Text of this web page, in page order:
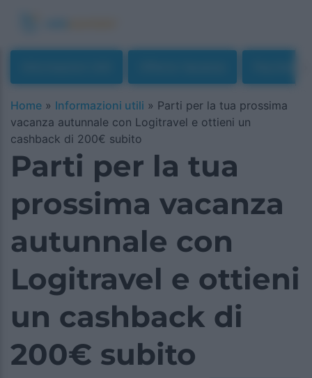
Home » Informazioni utili » Parti per la tua prossima
vacanza autunnale con Logitravel e ottieni un
cashback di 200€ subito
Parti per la tua
prossima vacanza
autunnale con
Logitravel e ottieni
un cashback di
200€ subito